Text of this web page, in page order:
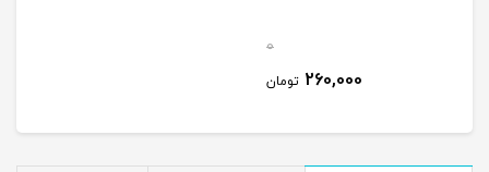
0
260,000 تومان